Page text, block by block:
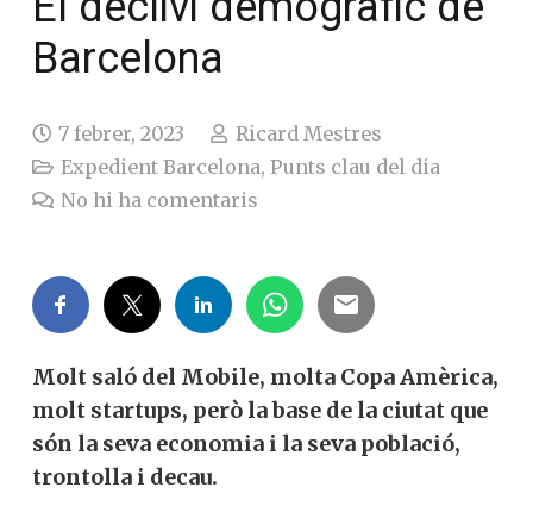
Barcelona
7 febrer, 2023
Ricard Mestres
Expedient Barcelona,Punts clau del dia
No hi ha comentaris
Molt saló del Mobile, molta Copa Amèrica,
molt startups, però la base de la ciutat que
són la seva economia i la seva població,
trontolla i decau.